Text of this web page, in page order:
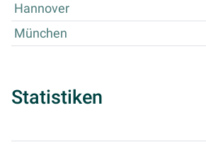
Hannover
München
Statistiken